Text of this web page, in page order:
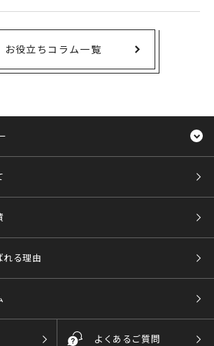
お役立ちコラム一覧
れる理由
よくあるご質問